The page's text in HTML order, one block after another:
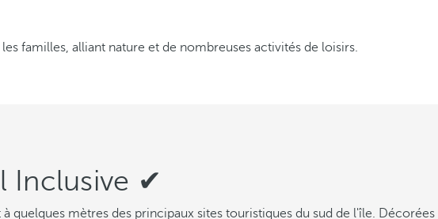
familles, alliant nature et de nombreuses activités de loisirs.
Inclusive ✔
quelques mètres des principaux sites touristiques du sud de l'île. Décorées